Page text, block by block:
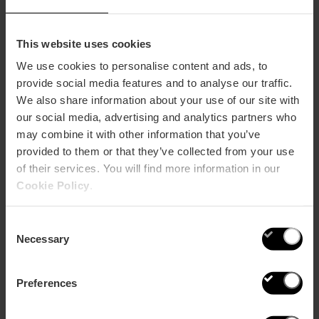
This website uses cookies
We use cookies to personalise content and ads, to
provide social media features and to analyse our traffic.
We also share information about your use of our site with
our social media, advertising and analytics partners who
may combine it with other information that you’ve
provided to them or that they’ve collected from your use
of their services. You will find more information in our
Cookie Policy
Selection
Necessary
Preferences
puedes tenerun yate de hasta 16 metros a tu disposición
¿Prefieres que te lleven? Alquílalo con patrón. ¿Quieres ir por
libre? Tienes embarcaciones que no necesitan ni
titulación, como las lanchas o las neumáticas.
Ve programando tu escapada: desde una hora hasta el día
completo y en barcos que acogen a un máximo de once
personas, con altavoces y colchonetas en los solárium
incluidos.